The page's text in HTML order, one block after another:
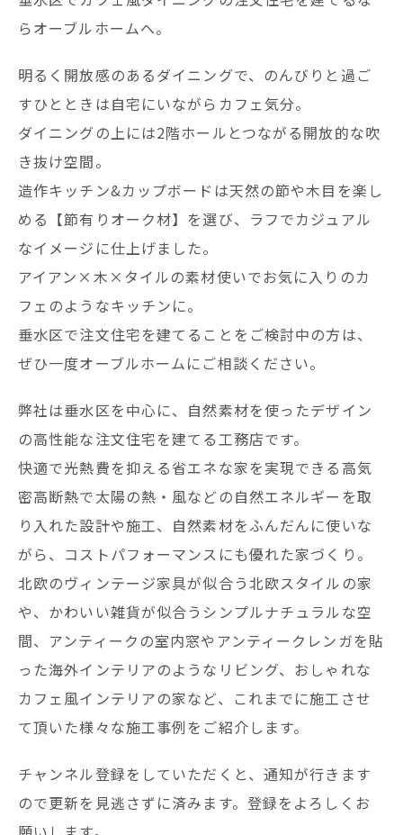
らオーブルホームへ。
明るく開放感のあるダイニングで、のんびりと過ご
すひとときは自宅にいながらカフェ気分。
ダイニングの上には2階ホールとつながる開放的な吹
き抜け空間。
造作キッチン&カップボードは天然の節や木目を楽し
める【節有りオーク材】を選び、ラフでカジュアル
なイメージに仕上げました。
アイアン×木×タイルの素材使いでお気に入りのカ
フェのようなキッチンに。
垂水区で注文住宅を建てることをご検討中の方は、
ぜひ一度オーブルホームにご相談ください。
弊社は垂水区を中心に、自然素材を使ったデザイン
の高性能な注文住宅を建てる工務店です。
快適で光熱費を抑える省エネな家を実現できる高気
密高断熱で太陽の熱・風などの自然エネルギーを取
り入れた設計や施工、自然素材をふんだんに使いな
がら、コストパフォーマンスにも優れた家づくり。
北欧のヴィンテージ家具が似合う北欧スタイルの家
や、かわいい雑貨が似合うシンプルナチュラルな空
間、アンティークの室内窓やアンティークレンガを貼
った海外インテリアのようなリビング、おしゃれな
カフェ風インテリアの家など、これまでに施工させ
て頂いた様々な施工事例をご紹介します。
チャンネル登録をしていただくと、通知が行きます
ので更新を見逃さずに済みます。登録をよろしくお